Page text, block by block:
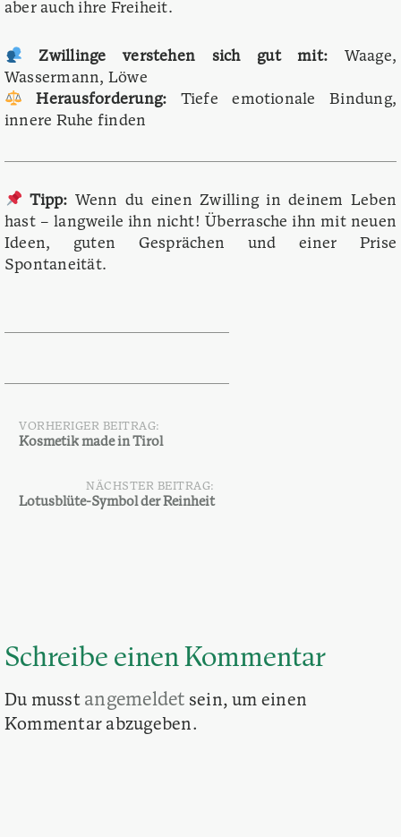
aber auch ihre Freiheit.
Zwillinge verstehen sich gut mit: Waage,
Wassermann, Löwe
Herausforderung: Tiefe emotionale Bindung,
innere Ruhe finden
Tipp: Wenn du einen Zwilling in deinem Leben
hast – langweile ihn nicht! Überrasche ihn mit neuen
Ideen, guten Gesprächen und einer Prise
Spontaneität.
Beitragsnavigation
VORHERIGER BEITRAG:
Kosmetik made in Tirol
NÄCHSTER BEITRAG:
Lotusblüte-Symbol der Reinheit
Schreibe einen Kommentar
Du musst angemeldet sein, um einen
Kommentar abzugeben.